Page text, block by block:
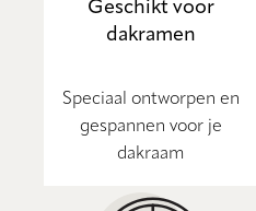
Geschikt voor
dakramen
Speciaal ontworpen en
gespannen voor je
dakraam